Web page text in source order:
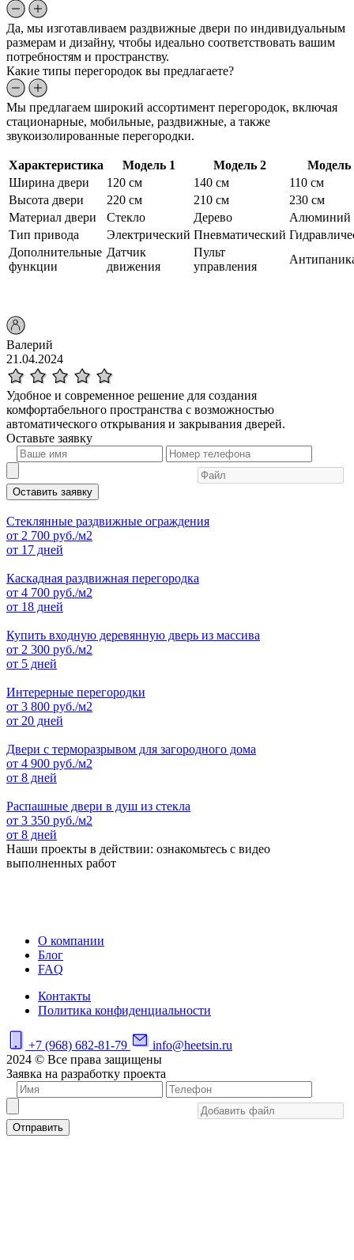
Да, мы изготавливаем раздвижные двери по индивидуальным
размерам и дизайну, чтобы идеально соответствовать вашим
потребностям и пространству.
Какие типы перегородок вы предлагаете?
Мы предлагаем широкий ассортимент перегородок, включая
стационарные, мобильные, раздвижные, а также
звукоизолированные перегородки.
Характеристика Модель 1 Модель 2
Модель
Ширина двери
120 см 140 см
110 см
Высота двери
220 см 210 см
230 см
Материал двери
Стекло Дерево
Алюминий
Тип привода
Электрический Пневматический
Дополнительные
функции
Датчик
движения
Пульт
управления
Валерий
21.04.2024
Удобное и современное решение для создания
комфортабельного пространства с возможностью
автоматического открывания и закрывания дверей.
Оставьте заявку
Оставить заявку
Стеклянные раздвижные ограждения
от 2 700 руб./м2
от 17 дней
Каскадная раздвижная перегородка
от 4 700 руб./м2
от 18 дней
Купить входную деревянную дверь из массива
от 2 300 руб./м2
от 5 дней
Интерерные перегородки
от 3 800 руб./м2
от 20 дней
Двери с терморазрывом для загородного дома
от 4 900 руб./м2
от 8 дней
Распашные двери в душ из стекла
от 3 350 руб./м2
от 8 дней
Наши проекты в действии: ознакомьтесь с видео
выполненных работ
О компании
Блог
FAQ
Контакты
Политика конфиденциальности
+7 (968) 682-81-79
info@heetsin.ru
2024 © Все права защищены
Заявка на разработку проекта
Отправить